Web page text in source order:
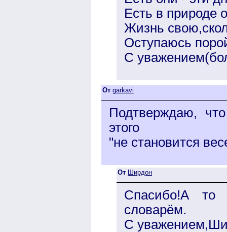
Есть в природе
Жизнь
Оступаюсь
С
От garkavi
Подтверждаю,
этого
"не становится
От Ширдон
Спасибо!А то
словарём.
С